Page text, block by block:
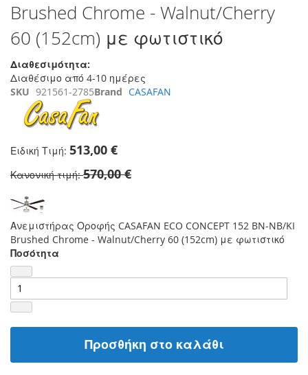
συλλογής
εικόνων
Brushed Chrome - Walnut/Cherry
60 (152cm) με φωτιστικό
Διαθεσιμότητα:
Διαθέσιμο από 4-10 ημέρες
SKU 921561-2785Brand CASAFAN
Ειδική Τιμή 513,00 €
Κανονική τιμή 570,00 €
Ανεμιστήρας Οροφής CASAFAN ECO CONCEPT 152 BN-NB/KI
Brushed Chrome - Walnut/Cherry 60 (152cm) με φωτιστικό
Ποσότητα
Προσθήκη στο καλάθι